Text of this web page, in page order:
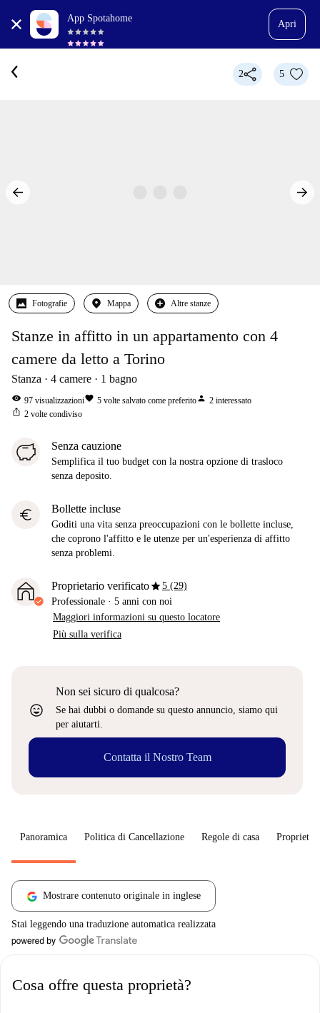
App Spotahome
Apri
2 5
Fotografie Mappa Altre stanze
Stanze in affitto in un appartamento con 4
camere da letto a Torino
Stanza 4 camere 1 bagno
visibility 97 visualizzazionifavorite 5 volte salvato come preferitoperson 2 interessato
ios_share 2 volte condiviso
Senza cauzione
Semplifica il tuo budget con la nostra opzione di trasloco
senza deposito.
euro Bollette incluse
Goditi una vita senza preoccupazioni con le bollette incluse,
che coprono l'affitto e le utenze per un'esperienza di affitto
senza problemi.
Proprietario verificatostar5 (29)
Professionale · 5 anni con noi
Maggiori informazioni su questo locatore
Più sulla verifica
sentiment_very_satisfied
Non sei sicuro di qualcosa?
Se hai dubbi o domande su questo annuncio, siamo qui
per aiutarti.
Contatta il Nostro Team
Panoramica Politica di Cancellazione Regole di casa
Mostrare contenuto originale in inglese
Stai leggendo una traduzione automatica realizzata
Cosa offre questa proprietà?